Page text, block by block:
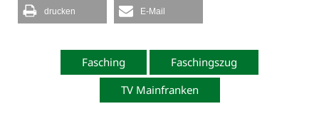
drucken E-Mail
Fasching
Faschingszug
TV Mainfranken